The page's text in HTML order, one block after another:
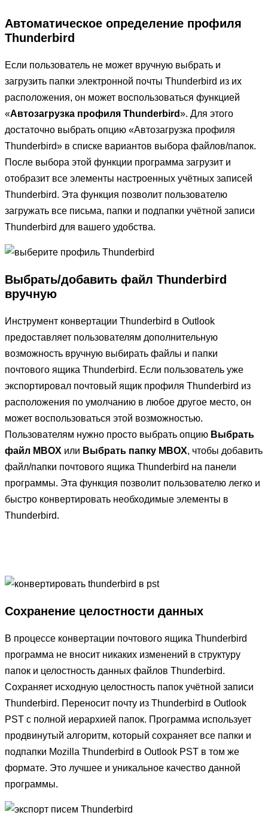
Автоматическое определение профиля
Thunderbird
Если пользователь не может вручную выбрать и
загрузить папки электронной почты Thunderbird из их
расположения, он может воспользоваться функцией
«Автозагрузка профиля Thunderbird». Для этого
достаточно выбрать опцию «Автозагрузка профиля
Thunderbird» в списке вариантов выбора файлов/папок.
После выбора этой функции программа загрузит и
отобразит все элементы настроенных учётных записей
Thunderbird. Эта функция позволит пользователю
загружать все письма, папки и подпапки учётной записи
Thunderbird для вашего удобства.
Выбрать/добавить файл Thunderbird
вручную
Инструмент конвертации Thunderbird в Outlook
предоставляет пользователям дополнительную
возможность вручную выбирать файлы и папки
почтового ящика Thunderbird. Если пользователь уже
экспортировал почтовый ящик профиля Thunderbird из
расположения по умолчанию в любое другое место, он
может воспользоваться этой возможностью.
Пользователям нужно просто выбрать опцию Выбрать
файл MBOX или Выбрать папку MBOX, чтобы добавить
файл/папки почтового ящика Thunderbird на панели
программы. Эта функция позволит пользователю легко и
быстро конвертировать необходимые элементы в
Thunderbird.
Сохранение целостности данных
В процессе конвертации почтового ящика Thunderbird
программа не вносит никаких изменений в структуру
папок и целостность данных файлов Thunderbird.
Сохраняет исходную целостность папок учётной записи
Thunderbird. Переносит почту из Thunderbird в Outlook
PST с полной иерархией папок. Программа использует
продвинутый алгоритм, который сохраняет все папки и
подпапки Mozilla Thunderbird в Outlook PST в том же
формате. Это лучшее и уникальное качество данной
программы.